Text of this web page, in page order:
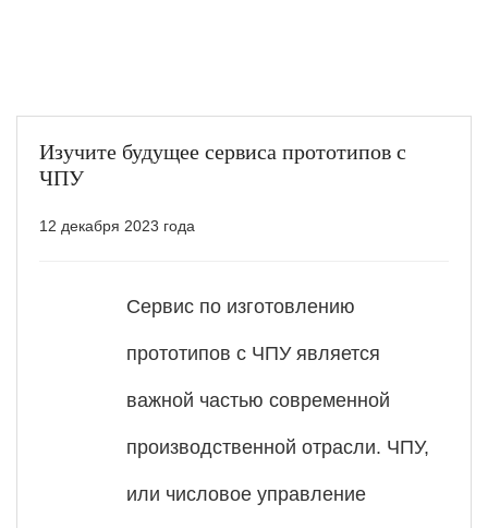
Изучите будущее сервиса прототипов с
ЧПУ
12 декабря 2023 года
Сервис по изготовлению
прототипов с ЧПУ является
важной частью современной
производственной отрасли. ЧПУ,
или числовое управление